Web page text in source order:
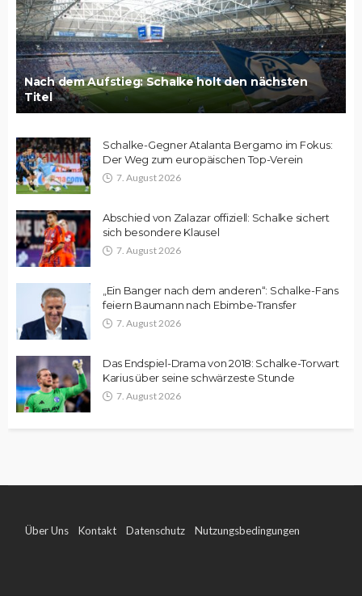
Nach dem Aufstieg: Schalke holt den nächsten
Titel
Schalke-Gegner Atalanta Bergamo im Fokus:
Der Weg zum europäischen Top-Verein
7. August 2026
Abschied von Zalazar offiziell: Schalke sichert
sich besondere Klausel
7. August 2026
„Ein Banger nach dem anderen“: Schalke-Fans
feiern Baumann nach Ebimbe-Transfer
7. August 2026
Das Endspiel-Drama von 2018: Schalke-Torwart
Karius über seine schwärzeste Stunde
7. August 2026
Über Uns Kontakt Datenschutz Nutzungsbedingungen